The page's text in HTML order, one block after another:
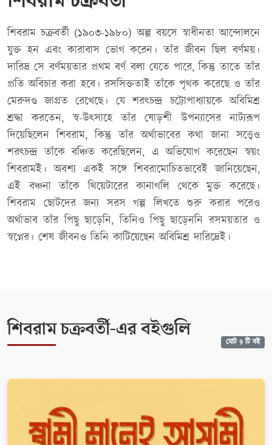
শিবরাম চক্রবর্তী (১৯০৩-১৯৮০) অল্প বয়সে স্বাধীনতা আন্দোলনে
যুক্ত হন এবং কারাবাস ভোগ করেন। তাঁর জীবন ছিল বর্ণময়।
দারিদ্র সে বর্ণময়তার প্রথম বর্ণ বলা যেতে পারে, কিন্তু তাতে তাঁর
প্রতি অবিচার করা হবে। রসসিক্ততাই তাঁকে পৃথক করেছে ও তাঁর
মেরুদণ্ড জাগ্রত রেখেছে। যে শরৎচন্দ্র চট্টোপাধ্যায়কে অবিমিশ্র
শ্রদ্ধা করতেন, স্ব-উৎসাহে তাঁর ষোড়শী উপন্যাসের নাট্যরূপ
দিয়েছিলেন শিবরাম, কিন্তু তাঁর অর্থাভাবের কথা জানা সত্ত্বেও
শরৎচন্দ্র তাঁকে বঞ্চিত করেছিলেন, এ অভিযোগ করেছেন স্বয়ং
শিবরামই। অবশ্য একই সঙ্গে শিবরামোচিতভাবেই জানিয়েছেন,
এই বঞ্চনা তাঁকে থিয়েটারের কানাগলি থেকে মুক্ত করেছে।
শিবরাম ছোটদের জন্য সরস গল্প লিখতে শুরু করার পরেও
অর্থাভাব তাঁর পিছু ছাড়েনি, তিনিও পিছু ছাড়েননি রসময়তার ও
স্বপ্নের। শেষ জীবনও তিনি কাটিয়েছেন অবিমিশ্র দারিদ্রেই।
শিবরাম চক্রবর্তী-এর বইগুলি মোট 9 টি বই